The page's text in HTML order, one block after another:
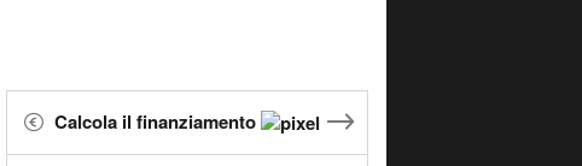
Calcola il finanziamento